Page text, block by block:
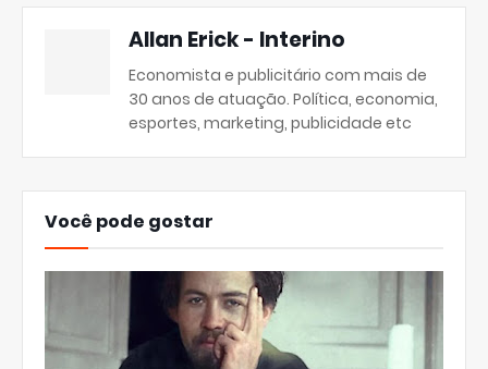
Allan Erick - Interino
Economista e publicitário com mais de
30 anos de atuação. Política, economia,
esportes, marketing, publicidade etc
Você pode gostar